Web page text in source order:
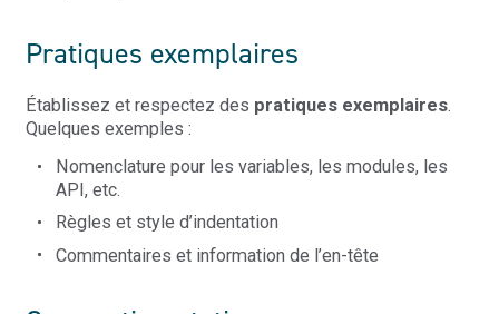
Pratiques exemplaires
Établissez et respectez des pratiques exemplaires.
Quelques exemples :
Nomenclature pour les variables, les modules, les
API, etc.
Règles et style d’indentation
Commentaires et information de l’en-tête